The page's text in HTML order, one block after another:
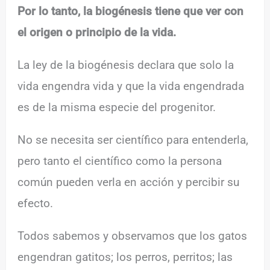
Por lo tanto, la biogénesis tiene que ver con
el origen o principio de la vida.
La ley de la biogénesis declara que solo la
vida engendra vida y que la vida engendrada
es de la misma especie del progenitor.
No se necesita ser científico para entenderla,
pero tanto el científico como la persona
común pueden verla en acción y percibir su
efecto.
Todos sabemos y observamos que los gatos
engendran gatitos; los perros, perritos; las